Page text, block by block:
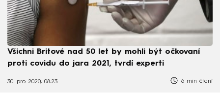
Všichni Britové nad 50 let by mohli být očkovaní
proti covidu do jara 2021, tvrdí experti
30. pro 2020, 08:23 6 min čtení